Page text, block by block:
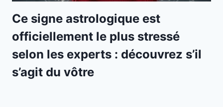
Ce signe astrologique est
officiellement le plus stressé
selon les experts : découvrez s’il
s’agit du vôtre